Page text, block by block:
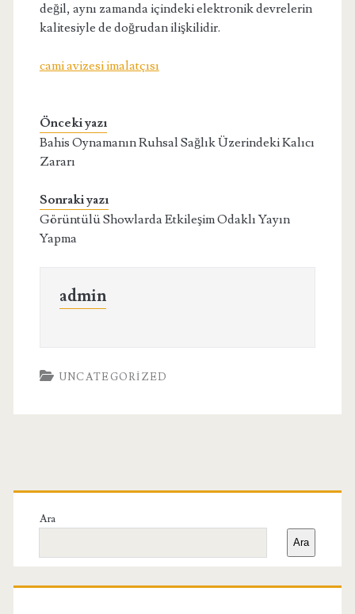
değil, aynı zamanda içindeki elektronik devrelerin
kalitesiyle de doğrudan ilişkilidir.
cami avizesi imalatçısı
Önceki yazı
Bahis Oynamanın Ruhsal Sağlık Üzerindeki Kalıcı
Zararı
Sonraki yazı
Görüntülü Showlarda Etkileşim Odaklı Yayın
Yapma
admin
UNCATEGORIZED
Birincil
Yan
Menü
Ara
Ara